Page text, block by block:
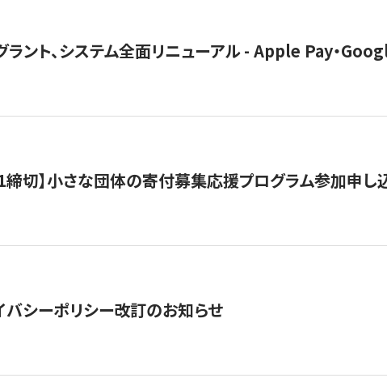
ラント、システム全面リニューアル - Apple Pay・
締切】小さな団体の寄付募集応援プログラム参加申し
バシーポリシー改訂のお知らせ